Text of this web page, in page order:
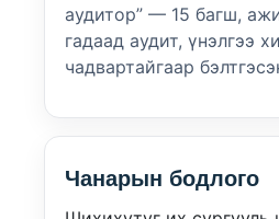
аудитор” — 15 багш,
гадаад аудит, үнэлгээ
чадвартайгаар
Чанарын бодлого